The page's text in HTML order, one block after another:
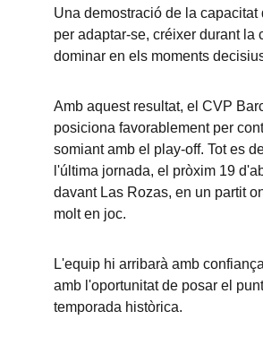
Una demostració de la capacitat
per adaptar-se, créixer durant la
dominar en els moments
Amb aquest resultat, el CVP
posiciona favorablement per
somiant amb el play-off. Tot es
l'última jornada, el pròxim 19
davant Las Rozas, en un partit
molt en joc.
L'equip hi arribarà amb
amb l'oportunitat de posar el
temporada històrica.